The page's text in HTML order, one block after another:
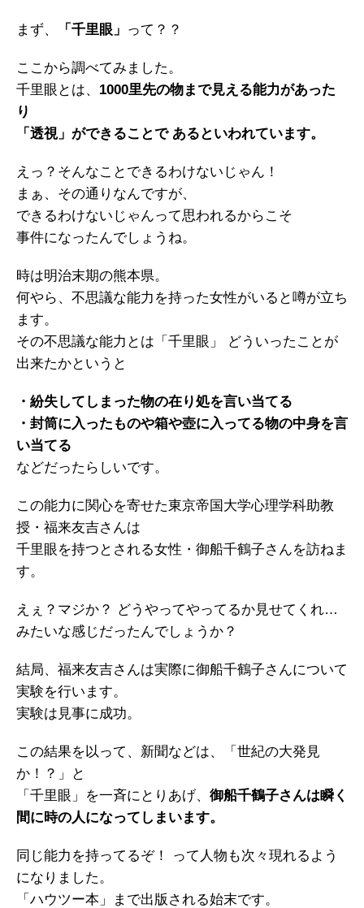
まず、 「千里眼」 って？？
ここから調べてみました。
千里眼とは、 1000里先の物まで見える能力があった
り
「透視」ができることで あるといわれています。
えっ？そんなことできるわけないじゃん！
まぁ、その通りなんですが、
できるわけないじゃんって思われるからこそ
事件になったんでしょうね。
時は明治末期の熊本県。
何やら、不思議な能力を持った女性がいると噂が立ち
ます。
その不思議な能力とは「千里眼」 どういったことが
出来たかというと
・紛失してしまった物の在り処を言い当てる
・封筒に入ったものや箱や壺に入ってる物の中身を言
い当てる
などだったらしいです。
この能力に関心を寄せた東京帝国大学心理学科助教
授・福来友吉さんは
千里眼を持つとされる女性・御船千鶴子さんを訪ねま
す。
えぇ？マジか？ どうやってやってるか見せてくれ…
みたいな感じだったんでしょうか？
結局、福来友吉さんは実際に御船千鶴子さんについて
実験を行います。
実験は見事に成功。
この結果を以って、新聞などは、「世紀の大発見
か！？」と
「千里眼」を一斉にとりあげ、 御船千鶴子さんは瞬く
間に時の人になってしまいます。
同じ能力を持ってるぞ！ って人物も次々現れるよう
になりました。
「ハウツー本」まで出版される始末です。